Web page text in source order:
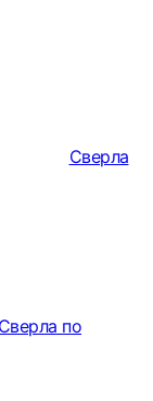
Сверла
Сверла по